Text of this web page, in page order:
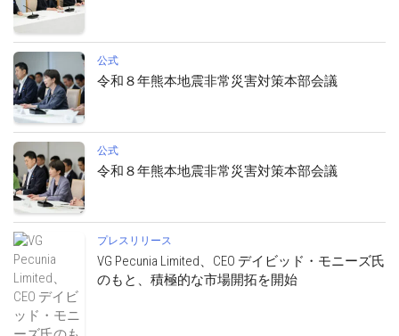
公式
令和８年熊本地震非常災害対策本部会議
公式
令和８年熊本地震非常災害対策本部会議
プレスリリース
VG Pecunia Limited、CEO デイビッド・モニーズ氏
のもと、積極的な市場開拓を開始